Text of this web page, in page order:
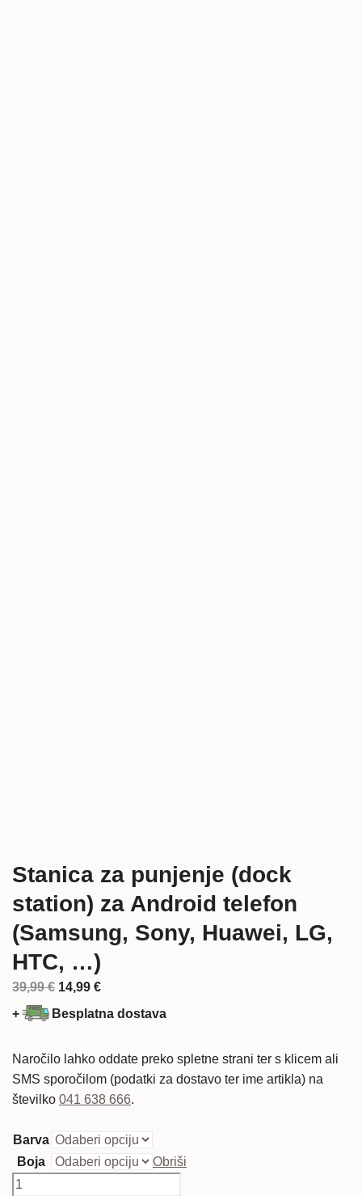
Stanica za punjenje (dock
station) za Android telefon
(Samsung, Sony, Huawei, LG,
HTC, …)
39,99€ Izvorna
cijena
39,99 €.
14,99 €Trenutna
cijena
+ Besplatna dostava
Naročilo lahko oddate preko spletne strani ter s klicem ali
SMS sporočilom (podatki za dostavo ter ime artikla) na
številko 041 638 666.
Barva
Boja
Obriši
Stanica